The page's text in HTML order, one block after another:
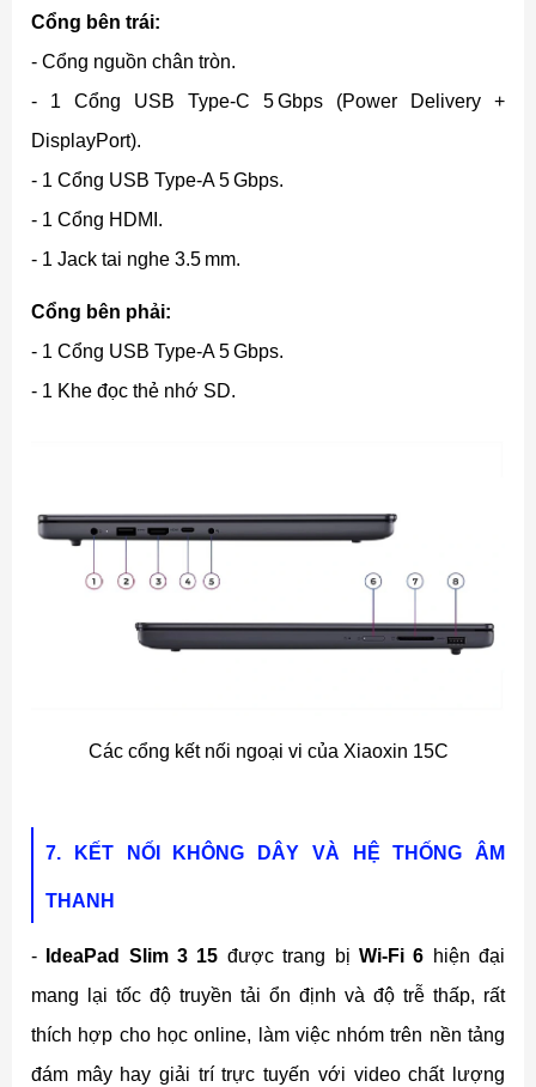
Cổng bên trái:
- Cổng nguồn chân tròn.
- 1 Cổng USB Type-C 5 Gbps (Power Delivery +
DisplayPort).
- 1 Cổng USB Type-A 5 Gbps.
- 1 Cổng HDMI.
- 1 Jack tai nghe 3.5 mm.
Cổng bên phải:
- 1 Cổng USB Type-A 5 Gbps.
- 1 Khe đọc thẻ nhớ SD.
Các cổng kết nối ngoại vi của Xiaoxin 15C
7. KẾT NỐI KHÔNG DÂY VÀ HỆ THỐNG ÂM
THANH
- IdeaPad Slim 3 15 được trang bị Wi-Fi 6 hiện đại
mang lại tốc độ truyền tải ổn định và độ trễ thấp, rất
thích hợp cho học online, làm việc nhóm trên nền tảng
đám mây hay giải trí trực tuyến với video chất lượng